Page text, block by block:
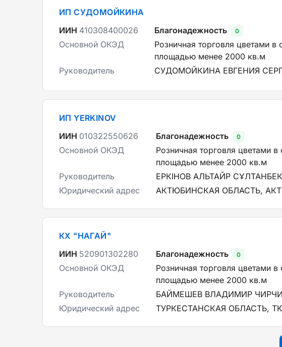
ИП СУДОМОЙКИНА
ИИН 410308400026 Благонадежность 0
Основной ОКЭД
Розничная торговля цветами
площадью менее 2000 кв.м
Руководитель
СУДОМОЙКИНА ЕВГЕНИЯ
ИП YERKINOV
ИИН 010322550626 Благонадежность 0
Основной ОКЭД
Розничная торговля цветами
площадью менее 2000 кв.м
Руководитель
ЕРКІНОВ АЛЬТАЙР
Юридический адрес
АКТЮБИНСКАЯ ОБЛАСТЬ,
КХ "НАГАЙ"
ИИН 520901302280 Благонадежность 0
Основной ОКЭД
Розничная торговля цветами
площадью менее 2000 кв.м
Руководитель
БАЙМЕШЕВ ВЛАДИМИР
Юридический адрес
ТУРКЕСТАНСКАЯ ОБЛАСТЬ,